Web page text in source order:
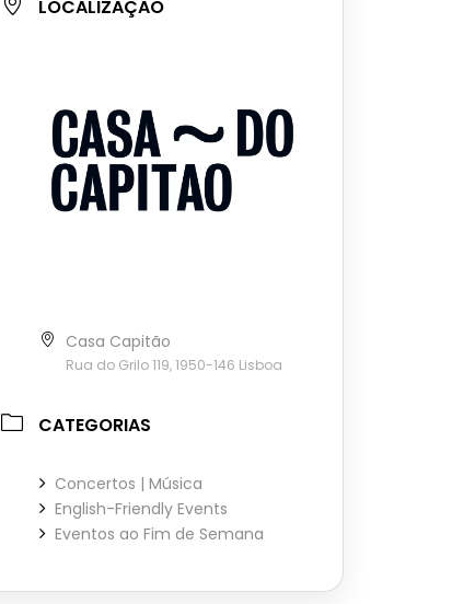
LOCALIZAÇÃO
Casa Capitão
Rua do Grilo 119, 1950-146 Lisboa
CATEGORIAS
Concertos | Música
English-Friendly Events
Eventos ao Fim de Semana